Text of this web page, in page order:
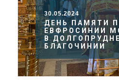
30.05.2024
ДЕНЬ ПАМЯТИ
ЕВФРОСИНИИ
В
БЛАГОЧИНИИ